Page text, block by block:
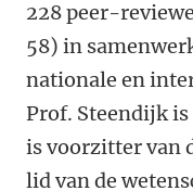
228 peer-
58) in
nationale en
Prof. Steendijk
is voorzitter van
lid van de